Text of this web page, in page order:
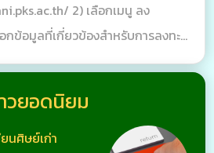
2) เลือกเมนู ลง
กข้อมูลที่เกี่ยวข้องสำหรับการลงทะ
การลงทะเบียน ***หมายเหตุ ใน
วยอดนิยม
นศิษย์เก่า